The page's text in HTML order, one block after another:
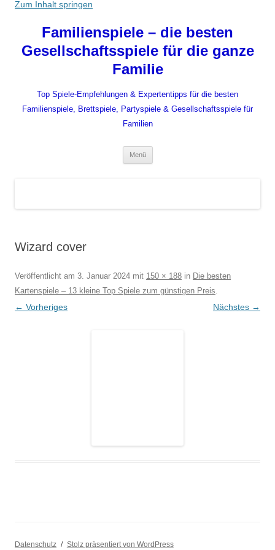
Zum Inhalt springen
Familienspiele – die besten
Gesellschaftsspiele für die ganze
Familie
Top Spiele-Empfehlungen & Expertentipps für die besten
Familienspiele, Brettspiele, Partyspiele & Gesellschaftsspiele für
Familien
Menü
Wizard cover
Veröffentlicht am 3. Januar 2024 mit 150 × 188 in Die besten
Kartenspiele – 13 kleine Top Spiele zum günstigen Preis.
← Vorheriges Nächstes →
Datenschutz Stolz präsentiert von WordPress